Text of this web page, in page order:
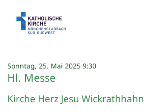
Sonntag, 25. Mai 2025 9:30:
Hl. Messe
Kirche Herz Jesu Wickrathhahn